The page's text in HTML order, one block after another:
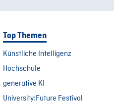
Top Themen
Künstliche Intelligenz
Hochschule
generative KI
University:Future Festival